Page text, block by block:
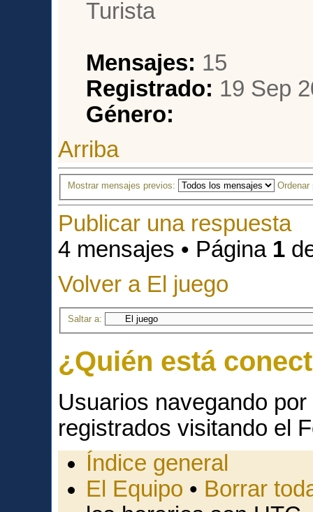
Mensajes: 15
Registrado: 19 Sep
Género:
Arriba
Mostrar mensajes previos:
Publicar una respuesta
4 mensajes • Página 1
Volver a El juego
Saltar a:
¿Quién está
Usuarios navegando
registrados visitando el
Índice general
El Equipo • Borrar